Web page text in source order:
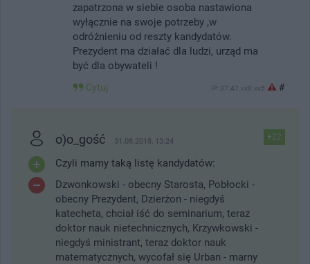
zapatrzona w siebie osoba nastawiona
wyłącznie na swoje potrzeby ,w
odróżnieniu od reszty kandydatów.
Prezydent ma działać dla ludzi, urząd ma
być dla obywateli !
Cytuj IP: 37.47.xx8.xx5 #
+22
o)o_gość 31.08.2018, 13:24
Czyli mamy taką listę kandydatów:
Dzwonkowski - obecny Starosta, Pobłocki -
obecny Prezydent, Dzierżon - niegdyś
katecheta, chciał iść do seminarium, teraz
doktor nauk nietechnicznych, Krzywkowski -
niegdyś ministrant, teraz doktor nauk
matematycznych, wycofał się Urban - marny